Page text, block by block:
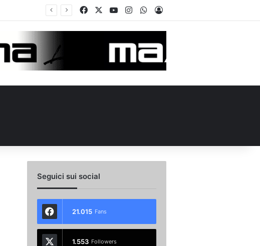
FacebookYou TubeInstagramWhatsApp
Accedi
Seguici sui social
21.015 Fans
1.553 Followers